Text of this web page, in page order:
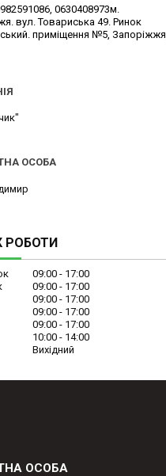
0630408973м.
вул. Товариська 49. Ринок
приміщення №5, Запоріжжя,
РОБОТИ
09:00
17:00
09:00
17:00
09:00
17:00
09:00
17:00
09:00
17:00
10:00
14:00
Вихідний